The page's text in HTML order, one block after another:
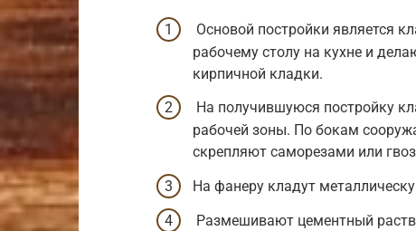
Основой постройки является
рабочему столу на кухне и
кирпичной кладки.
На получившуюся постройку
рабочей зоны. По бокам
скрепляют саморезами или
На фанеру кладут
Размешивают цементный